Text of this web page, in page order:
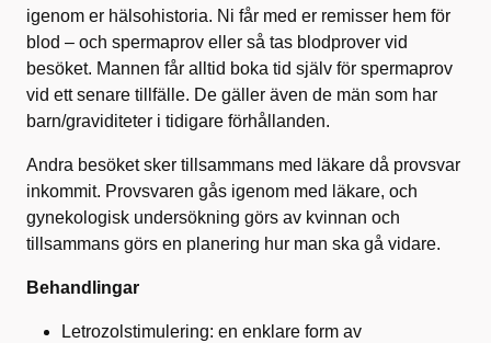
igenom er hälsohistoria. Ni får med er remisser hem för
blod – och spermaprov eller så tas blodprover vid
besöket. Mannen får alltid boka tid själv för spermaprov
vid ett senare tillfälle. De gäller även de män som har
barn/graviditeter i tidigare förhållanden.
Andra besöket sker tillsammans med läkare då provsvar
inkommit. Provsvaren gås igenom med läkare, och
gynekologisk undersökning görs av kvinnan och
tillsammans görs en planering hur man ska gå vidare.
Behandlingar
Letrozolstimulering: en enklare form av